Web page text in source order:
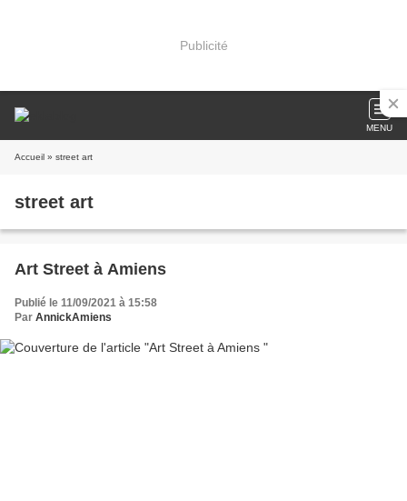
Publicité
MENU
Accueil » street art
street art
Art Street à Amiens
Publié le 11/09/2021 à 15:58
Par AnnickAmiens